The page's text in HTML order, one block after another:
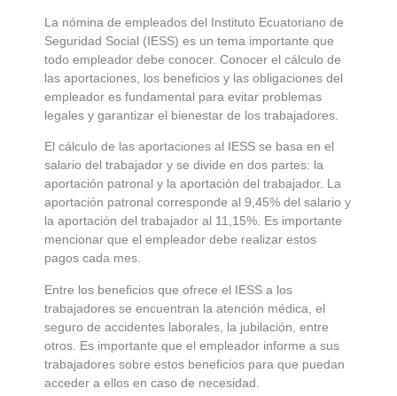
La nómina de empleados del Instituto Ecuatoriano de
Seguridad Social (IESS) es un tema importante que
todo empleador debe conocer. Conocer el cálculo de
las aportaciones, los beneficios y las obligaciones del
empleador es fundamental para evitar problemas
legales y garantizar el bienestar de los trabajadores.
El cálculo de las aportaciones al IESS se basa en el
salario del trabajador y se divide en dos partes: la
aportación patronal y la aportación del trabajador. La
aportación patronal corresponde al 9,45% del salario y
la aportación del trabajador al 11,15%. Es importante
mencionar que el empleador debe realizar estos
pagos cada mes.
Entre los beneficios que ofrece el IESS a los
trabajadores se encuentran la atención médica, el
seguro de accidentes laborales, la jubilación, entre
otros. Es importante que el empleador informe a sus
trabajadores sobre estos beneficios para que puedan
acceder a ellos en caso de necesidad.